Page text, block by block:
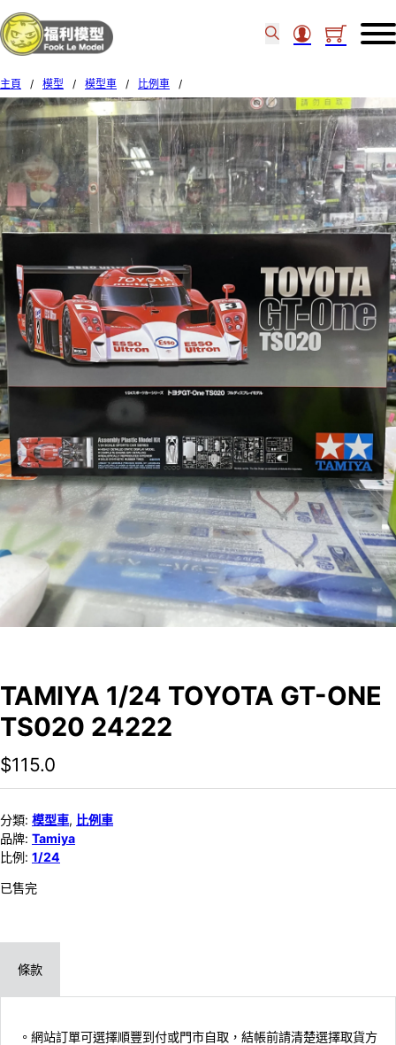
主頁 / 模型 / 模型車 / 比例車
/
TAMIYA 1/24 TOYOTA GT-ONE TS020 24222
TAMIYA 1/24 TOYOTA GT-ONE
TS020 24222
$115.0
分類: 模型車, 比例車
品牌: Tamiya
比例: 1/24
已售完
條款
。網站訂單可選擇順豐到付或門市自取，結帳前請清楚選擇取貨方